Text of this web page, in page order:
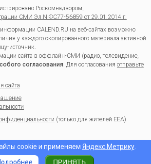
Роскомнадзором,
СМИ Эл.N ФС77-56859 от 29.01.2014 г.
CALEND.RU на веб-сайтах возможно
у каждого скопированного материала активной
источник.
сайта в оффлайн-СМИ (радио, телевидение,
согласования . Для согласования отправьте
сайта
(только для жителей EEA).
cookie и применяем Яндекс.Метрику.
ПРИНЯТЬ